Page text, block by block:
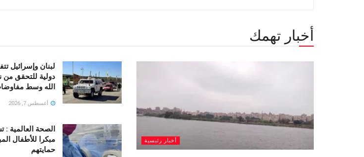
أخبار تهمك
أخبار رئيسية
لبنان وإسرائيل
دولية للتحقق
الله وسط
أغسطس 7, 2026
الصحة العالمية
مبكرا للأطفال
حمايتهم